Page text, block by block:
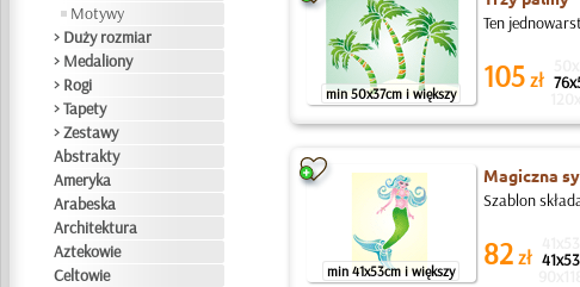
Motywy
> Duży rozmiar
> Medaliony
> Rogi
> Tapety
> Zestawy
Abstrakty
Ameryka
Arabeska
Architektura
Aztekowie
Celtowie
min 50x37cm i większy
Ten
105zł
min 41x53cm i większy
Magiczna
Szablon
82zł